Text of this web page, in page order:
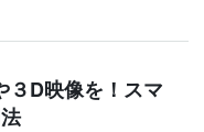
３D映像を！スマ